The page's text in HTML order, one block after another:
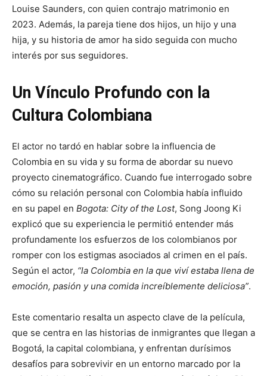
Louise Saunders, con quien contrajo matrimonio en
2023. Además, la pareja tiene dos hijos, un hijo y una
hija, y su historia de amor ha sido seguida con mucho
interés por sus seguidores.
Un Vínculo Profundo con la
Cultura Colombiana
El actor no tardó en hablar sobre la influencia de
Colombia en su vida y su forma de abordar su nuevo
proyecto cinematográfico. Cuando fue interrogado sobre
cómo su relación personal con Colombia había influido
en su papel en Bogota: City of the Lost, Song Joong Ki
explicó que su experiencia le permitió entender más
profundamente los esfuerzos de los colombianos por
romper con los estigmas asociados al crimen en el país.
Según el actor, “la Colombia en la que viví estaba llena de
emoción, pasión y una comida increíblemente deliciosa”.
Este comentario resalta un aspecto clave de la película,
que se centra en las historias de inmigrantes que llegan a
Bogotá, la capital colombiana, y enfrentan durísimos
desafíos para sobrevivir en un entorno marcado por la